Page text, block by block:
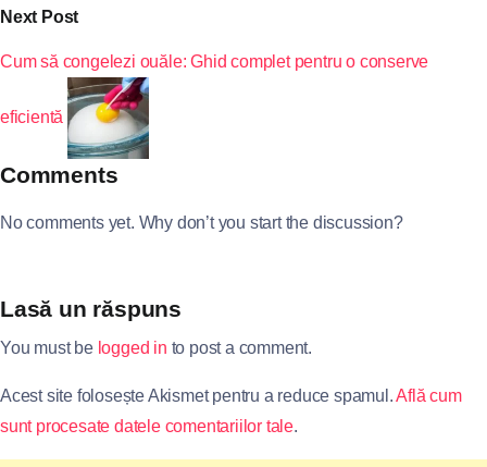
Next Post
Cum să congelezi ouăle: Ghid complet pentru o conserve
eficientă
Comments
No comments yet. Why don’t you start the discussion?
Lasă un răspuns
You must be logged in to post a comment.
Acest site folosește Akismet pentru a reduce spamul.Află cum
sunt procesate datele comentariilor tale.